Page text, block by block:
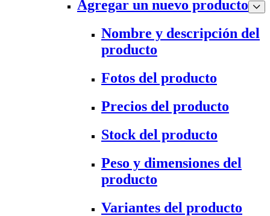
Agregar un nuevo producto
Nombre y descripción del
producto
Fotos del producto
Precios del producto
Stock del producto
Peso y dimensiones del
producto
Variantes del producto